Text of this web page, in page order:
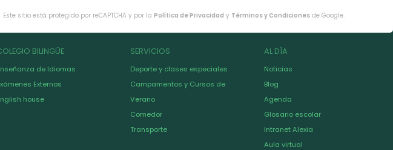
Este sitio está protegido por reCAPTCHA y por la Política de Privacidad y Términos y Condiciones de Google.
BILINGÜE
de Idiomas
Externos
house
SERVICIOS
Deporte y clases especiales
Campamentos y Cursos de
Verano
Comedor
Transporte
AL DÍA
Noticias
Blog
Agenda
Glosario escolar
Intranet Alexia
Aula virtual